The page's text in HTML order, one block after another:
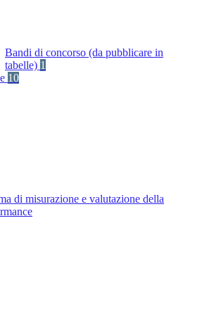
Bandi di concorso (da pubblicare in
tabelle) 1
10
di misurazione e valutazione della